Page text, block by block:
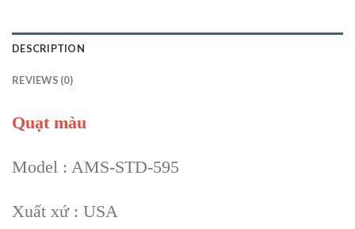
DESCRIPTION
REVIEWS (0)
Quạt màu
Model : AMS-STD-595
Xuất xứ : USA